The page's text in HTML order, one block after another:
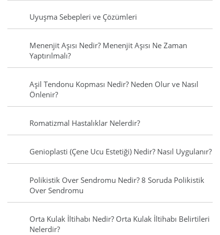
Uyuşma Sebepleri ve Çözümleri
Menenjit Aşısı Nedir? Menenjit Aşısı Ne Zaman
Yaptırılmalı?
Aşil Tendonu Kopması Nedir? Neden Olur ve Nasıl
Önlenir?
Romatizmal Hastalıklar Nelerdir?
Genioplasti (Çene Ucu Estetiği) Nedir? Nasıl Uygulanır?
Polikistik Over Sendromu Nedir? 8 Soruda Polikistik
Over Sendromu
Orta Kulak İltihabı Nedir? Orta Kulak İltihabı Belirtileri
Nelerdir?